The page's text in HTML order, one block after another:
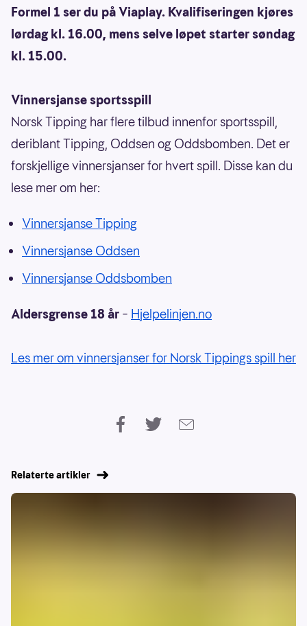
Formel 1 ser du på Viaplay. Kvalifiseringen kjøres
lørdag kl. 16.00, mens selve løpet starter søndag
kl. 15.00.
Vinnersjanse sportsspill
Norsk Tipping har flere tilbud innenfor sportsspill,
deriblant Tipping, Oddsen og Oddsbomben. Det er
forskjellige vinnersjanser for hvert spill. Disse kan du
lese mer om her:
Vinnersjanse Tipping
Vinnersjanse Oddsen
Vinnersjanse Oddsbomben
Aldersgrense 18 år – Hjelpelinjen.no
Les mer om vinnersjanser for Norsk Tippings spill her
Relaterte artikler